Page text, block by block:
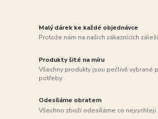
Malý dárek ke každé objednávce
Protože nám na našich zákaznících záleží
Produkty šité na míru
Všechny produkty jsou pečlivě vybrané
potřeby
Odesíláme obratem
Všechno zboží odesíláme co nejrychleji